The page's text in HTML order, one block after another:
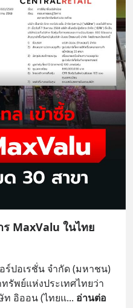
ร MaxValu ในไทย
ร์ปอเรชั่น จํากัด (มหาชน)
รัพย์แห่งประเทศไทยว่า
ท อิออน (ไทยแ... อ่านต่อ